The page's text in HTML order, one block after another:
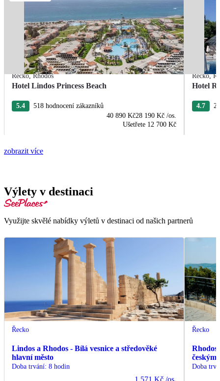
Řecko,Rhodos
Hotel Lindos Princess Beach
5.4
518 hodnocení zákazníků
40 890 Kč28 190 Kč /os.
Ušetřete 12 700 Kč
Řecko,
Hotel
4.7
zobrazit více
Výlety v destinaci
Využijte skvělé nabídky výletů v destinaci od našich partnerů
Řecko
Lindos a Rhodos - Bílá vesnice a středověké
hlavní město
Doba trvání: 8 hodin
Řecko
Rhodos
českým
Doba